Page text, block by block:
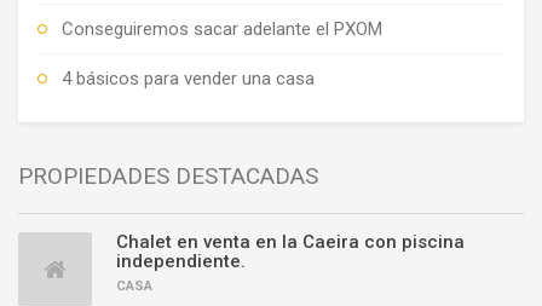
Conseguiremos sacar adelante el PXOM
4 básicos para vender una casa
PROPIEDADES DESTACADAS
Chalet en venta en la Caeira con piscina
independiente.
CASA